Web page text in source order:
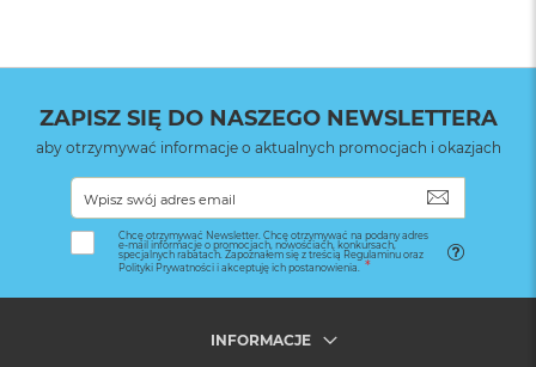
ZAPISZ SIĘ DO NASZEGO NEWSLETTERA
aby otrzymywać informacje o aktualnych promocjach i okazjach
Chcę otrzymywać Newsletter. Chcę otrzymywać na podany adres
e-mail informacje o promocjach, nowościach, konkursach,
specjalnych rabatach. Zapoznałem się z treścią Regulaminu oraz
Polityki Prywatności i akceptuję ich postanowienia.
INFORMACJE